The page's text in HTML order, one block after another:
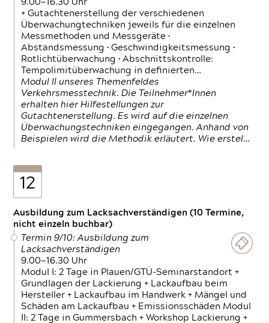
9.00—16.30 Uhr
+ Gutachtenerstellung der verschiedenen
Überwachungtechniken jeweils für die einzelnen
Messmethoden und Messgeräte •
Abstandsmessung • Geschwindigkeitsmessung •
Rotlichtüberwachung • Abschnittskontrolle:
Tempolimitüberwachung in definierten…
Modul II unseres Themenfeldes
Verkehrsmesstechnik. Die Teilnehmer*Innen
erhalten hier Hilfestellungen zur
Gutachtenerstellung. Es wird auf die einzelnen
Überwachungstechniken eingegangen. Anhand von
Beispielen wird die Methodik erläutert. Wie erstel…
12
Ausbildung zum Lacksachverständigen (10 Termine,
nicht einzeln buchbar)
Termin 9/10: Ausbildung zum
Lacksachverständigen
9.00—16.30 Uhr
Modul I: 2 Tage in Plauen/GTÜ-Seminarstandort +
Grundlagen der Lackierung + Lackaufbau beim
Hersteller + Lackaufbau im Handwerk + Mängel und
Schäden am Lackaufbau + Emissionsschäden Modul
II: 2 Tage in Gummersbach + Workshop Lackierung +